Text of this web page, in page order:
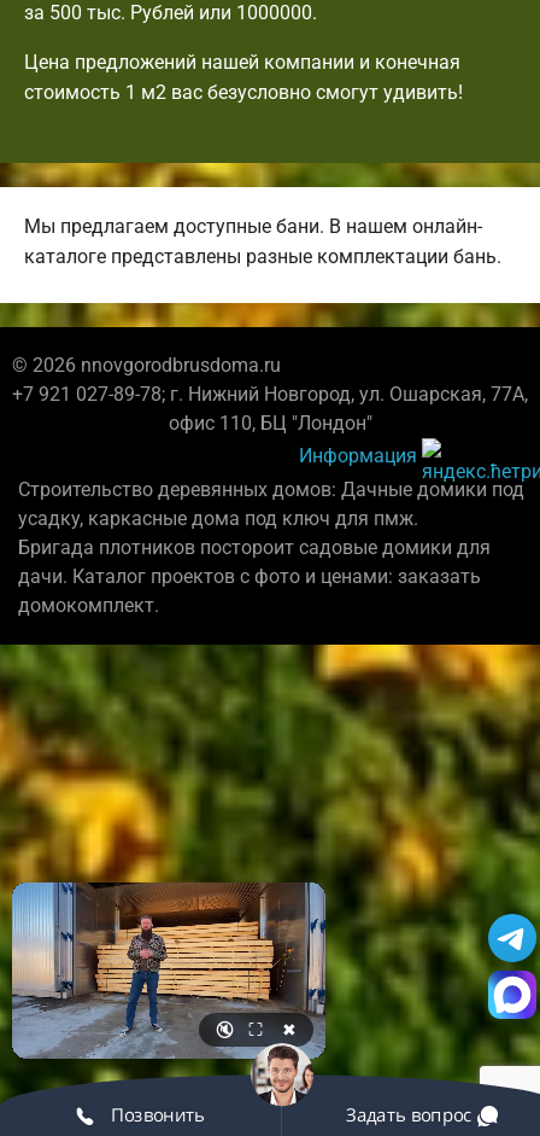
за 500 тыс. Рублей или 1000000.
Цена предложений нашей компании и конечная
стоимость 1 м2 вас безусловно смогут удивить!
Мы предлагаем доступные бани. В нашем онлайн-
каталоге представлены разные комплектации бань.
© 2026 nnovgorodbrusdoma.ru
+7 921 027-89-78; г. Нижний Новгород, ул. Ошарская, 77А,
офис 110, БЦ "Лондон"
Информация
Строительство деревянных домов: Дачные домики под
усадку, каркасные дома под ключ для пмж.
Бригада плотников постороит садовые домики для
дачи. Каталог проектов с фото и ценами: заказать
домокомплект.
🔇 ⛶ ✖
Позвонить Задать вопрос